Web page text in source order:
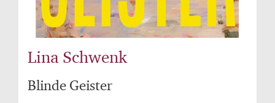
Lina Schwenk
Blinde Geister